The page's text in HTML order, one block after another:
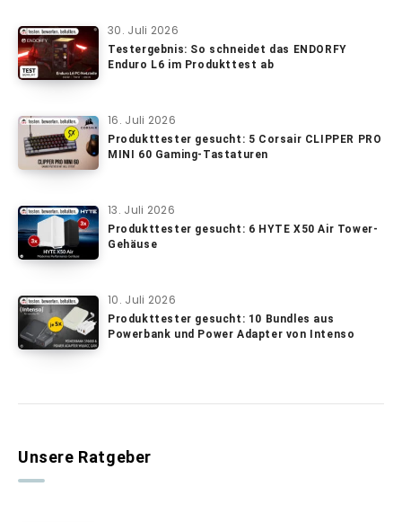
30. Juli 2026
Testergebnis: So schneidet das ENDORFY
Enduro L6 im Produkttest ab
16. Juli 2026
Produkttester gesucht: 5 Corsair CLIPPER PRO
MINI 60 Gaming-Tastaturen
13. Juli 2026
Produkttester gesucht: 6 HYTE X50 Air Tower-
Gehäuse
10. Juli 2026
Produkttester gesucht: 10 Bundles aus
Powerbank und Power Adapter von Intenso
Unsere Ratgeber